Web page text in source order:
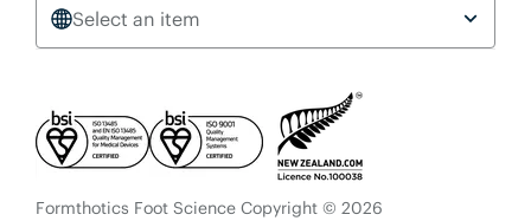
Select an item
Formthotics Foot Science Copyright © 2026